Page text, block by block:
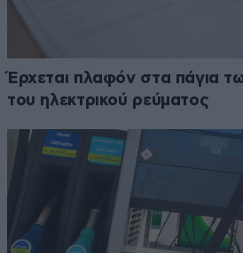
Έρχεται πλαφόν στα πάγια
του ηλεκτρικού ρεύματος